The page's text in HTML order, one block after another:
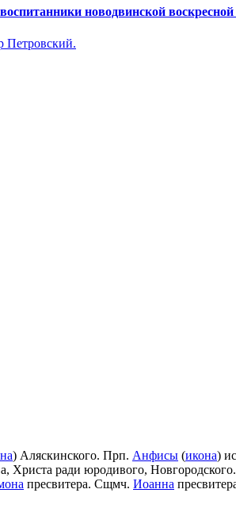
новодвинской
Петровский.
) Аляскинского. Прп. Анфисы (икона)
Христа ради юродивого,
пресвитера. Сщмч. Иоанна